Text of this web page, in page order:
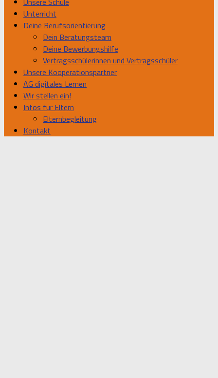
Unterricht
Deine Berufsorientierung
Dein Beratungsteam
Deine Bewerbungshilfe
Vertragsschülerinnen und Vertragsschüler
Unsere Kooperationspartner
AG digitales Lernen
Wir stellen ein!
Infos für Eltern
Elternbegleitung
Kontakt